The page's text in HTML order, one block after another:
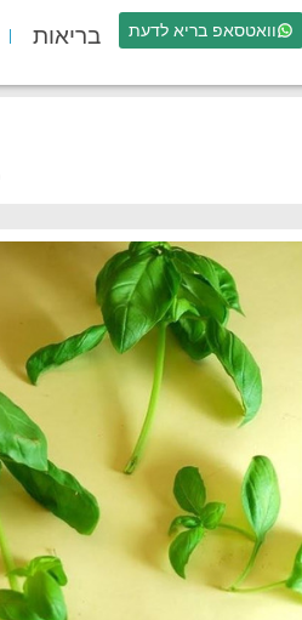
וואטסאפ בריא לדעת בריאות